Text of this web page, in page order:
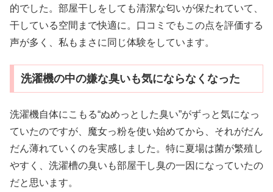
的でした。部屋干しをしても清潔な匂いが保たれていて、
干している空間まで快適に。口コミでもこの点を評価する
声が多く、私もまさに同じ体験をしています。
洗濯機の中の嫌な臭いも気にならなくなった
洗濯機自体にこもる“ぬめっとした臭い”がずっと気になっ
ていたのですが、魔女っ粉を使い始めてから、それがだん
だん薄れていくのを実感しました。特に夏場は菌が繁殖し
やすく、洗濯槽の臭いも部屋干し臭の一因になっていたの
だと思います。